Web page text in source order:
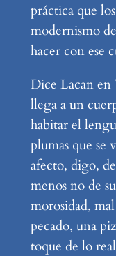
práctica que
modernismo
hacer con ese
Dice Lacan en
llega a un
habitar el
plumas que se
afecto, digo,
menos no de
morosidad,
pecado, una
toque de lo